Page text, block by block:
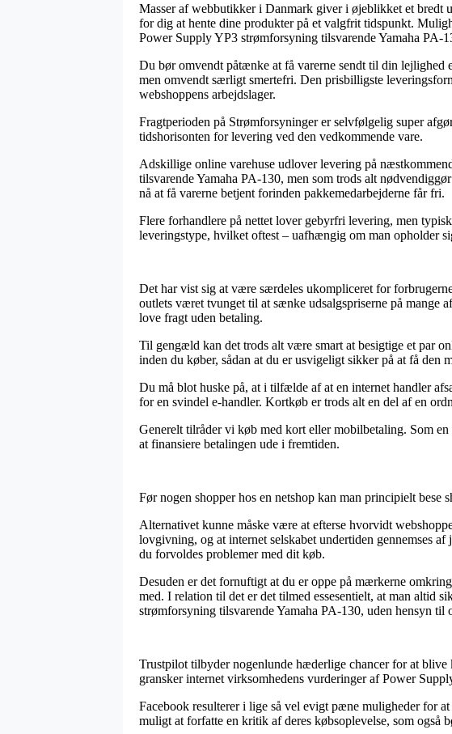
Masser af webbutikker i Danmark giver i øjeblikket et bredt
for dig at hente dine produkter på et valgfrit tidspunkt.
Power Supply YP3 strømforsyning tilsvarende Yamaha PA-
Du bør omvendt påtænke at få varerne sendt til din lejlighed
men omvendt særligt smertefri. Den prisbilligste
webshoppens arbejdslager.
Fragtperioden på Strømforsyninger er selvfølgelig super
tidshorisonten for levering ved den vedkommende vare.
Adskillige online varehuse udlover levering på
tilsvarende Yamaha PA-130, men som trods alt
nå at få varerne betjent forinden pakkemedarbejderne får fri.
Flere forhandlere på nettet lover gebyrfri levering, men
leveringstype, hvilket oftest – uafhængig om man opholder
Det har vist sig at være særdeles ukompliceret for
outlets været tvunget til at sænke udsalgspriserne på mange
love fragt uden betaling.
Til gengæld kan det trods alt være smart at besigtige et par
inden du køber, sådan at du er usvigeligt sikker på at få den
Du må blot huske på, at i tilfælde af at en internet handler
for en svindel e-handler. Kortkøb er trods alt en del af en
Generelt tilråder vi køb med kort eller mobilbetaling. Som
at finansiere betalingen ude i fremtiden.
Før nogen shopper hos en netshop kan man principielt bese
Alternativet kunne måske være at efterse hvorvidt
lovgivning, og at internet selskabet undertiden gennemses
du forvoldes problemer med dit køb.
Desuden er det fornuftigt at du er oppe på mærkerne
med. I relation til det er det tilmed essesentielt, at man altid
strømforsyning tilsvarende Yamaha PA-130, uden hensyn
Trustpilot tilbyder nogenlunde hæderlige chancer for at
gransker internet virksomhedens vurderinger af Power
Facebook resulterer i lige så vel evigt pæne muligheder for
muligt at forfatte en kritik af deres købsoplevelse, som også